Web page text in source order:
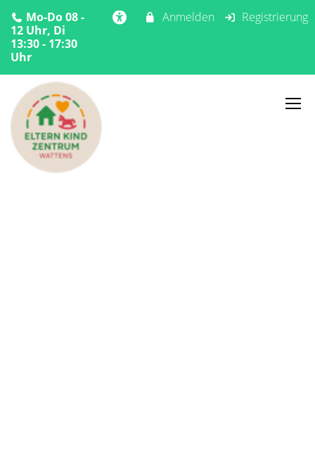
Mo-Do 08 -
12 Uhr, Di
13:30 - 17:30
Uhr
Anmelden Registrierung